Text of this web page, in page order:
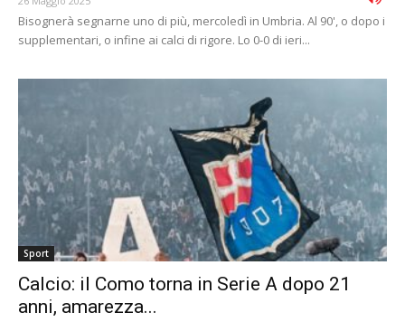
Bisognerà segnarne uno di più, mercoledì in Umbria. Al 90', o dopo i
supplementari, o infine ai calci di rigore. Lo 0-0 di ieri...
Sport
Calcio: il Como torna in Serie A dopo 21
anni, amarezza...